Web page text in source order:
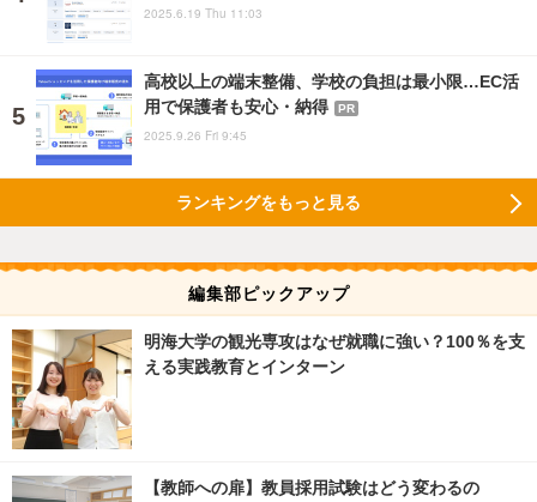
2025.6.19 Thu 11:03
高校以上の端末整備、学校の負担は最小限…EC活
用で保護者も安心・納得
PR
2025.9.26 Fri 9:45
ランキングをもっと見る
編集部ピックアップ
明海大学の観光専攻はなぜ就職に強い？100％を支
える実践教育とインターン
【教師への扉】教員採用試験はどう変わるの